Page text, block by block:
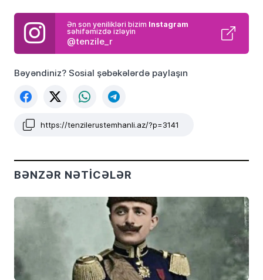
Ən son yenilikləri bizim Instagram
səhifəmizdə izləyin
@tenzile_r
Bəyəndiniz? Sosial şəbəkələrdə paylaşın
https://tenzilerustemhanli.az/?p=3141
BƏNZƏR NƏTICƏLƏR